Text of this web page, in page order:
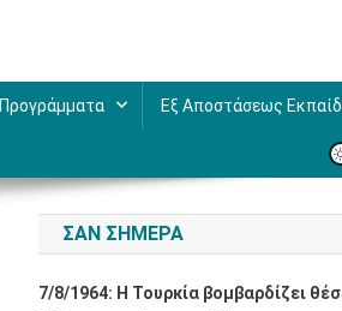
Προγράμματα Εξ Αποστάσεως
ΣΑΝ ΣΉΜΕΡΑ
7/8/1964: Η Τουρκία βομβαρδίζει